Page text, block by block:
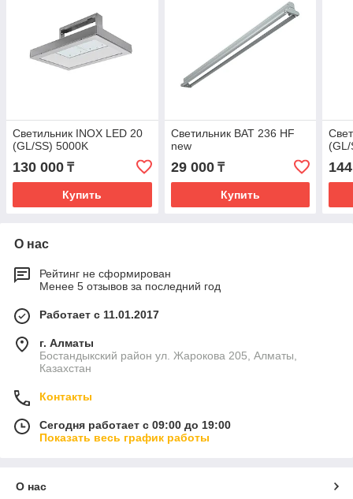
Светильник INOX LED 20
(GL/SS) 5000K
130 000 ₸
Купить
Светильник BAT 236 HF
new
29 000₸
Купить
О нас
Рейтинг не сформирован
Менее 5 отзывов за последний год
Работает с 11.01.2017
г. Алматы
Бостандыкский район ул. Жарокова 205, Алматы,
Казахстан
Контакты
Сегодня работает с 09:00 до 19:00
Показать весь график работы
О нас